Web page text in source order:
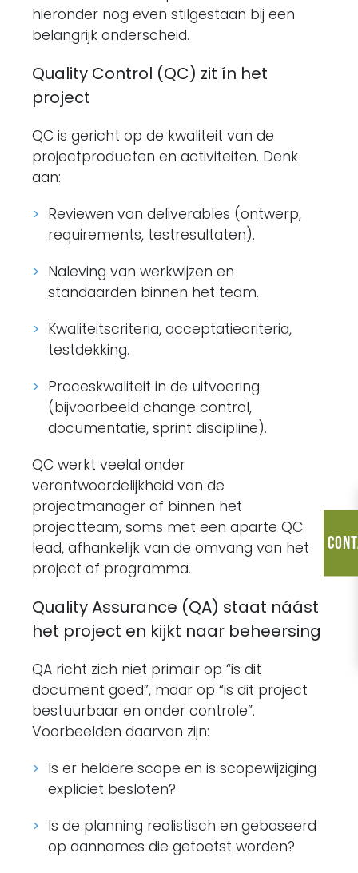
hieronder nog even stilgestaan bij een
belangrijk onderscheid.
Quality Control (QC) zit ín het
project
QC is gericht op de kwaliteit van de
projectproducten en activiteiten. Denk
aan:
Reviewen van deliverables (ontwerp,
requirements, testresultaten).
Naleving van werkwijzen en
standaarden binnen het team.
Kwaliteitscriteria, acceptatiecriteria,
testdekking.
Proceskwaliteit in de uitvoering
(bijvoorbeeld change control,
documentatie, sprint discipline).
QC werkt veelal onder
verantwoordelijkheid van de
projectmanager of binnen het
projectteam, soms met een aparte QC
lead, afhankelijk van de omvang van het
project of programma.
Quality Assurance (QA) staat náást
het project en kijkt naar beheersing
QA richt zich niet primair op “is dit
document goed”, maar op “is dit project
bestuurbaar en onder controle”.
Voorbeelden daarvan zijn:
Is er heldere scope en is scopewijziging
expliciet besloten?
Is de planning realistisch en gebaseerd
op aannames die getoetst worden?